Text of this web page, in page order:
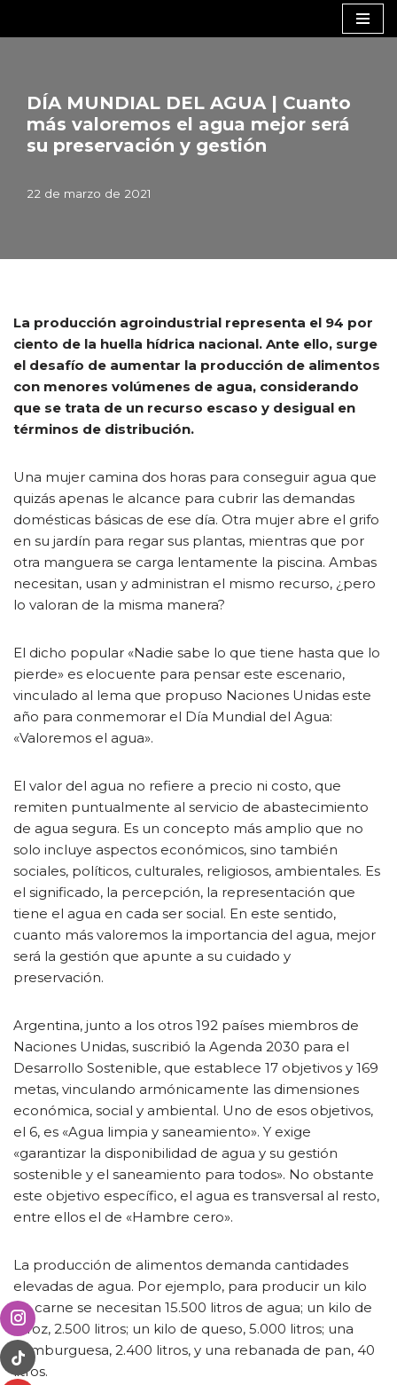
contenido
DÍA MUNDIAL DEL AGUA | Cuanto
más valoremos el agua mejor será
su preservación y gestión
22 de marzo de 2021
La producción agroindustrial representa el 94 por
ciento de la huella hídrica nacional. Ante ello, surge
el desafío de aumentar la producción de alimentos
con menores volúmenes de agua, considerando
que se trata de un recurso escaso y desigual en
términos de distribución.
Una mujer camina dos horas para conseguir agua que
quizás apenas le alcance para cubrir las demandas
domésticas básicas de ese día. Otra mujer abre el grifo
en su jardín para regar sus plantas, mientras que por
otra manguera se carga lentamente la piscina. Ambas
necesitan, usan y administran el mismo recurso, ¿pero
lo valoran de la misma manera?
El dicho popular «Nadie sabe lo que tiene hasta que lo
pierde» es elocuente para pensar este escenario,
vinculado al lema que propuso Naciones Unidas este
año para conmemorar el Día Mundial del Agua:
«Valoremos el agua».
El valor del agua no refiere a precio ni costo, que
remiten puntualmente al servicio de abastecimiento
de agua segura. Es un concepto más amplio que no
solo incluye aspectos económicos, sino también
sociales, políticos, culturales, religiosos, ambientales. Es
el significado, la percepción, la representación que
tiene el agua en cada ser social. En este sentido,
cuanto más valoremos la importancia del agua, mejor
será la gestión que apunte a su cuidado y
preservación.
Argentina, junto a los otros 192 países miembros de
Naciones Unidas, suscribió la Agenda 2030 para el
Desarrollo Sostenible, que establece 17 objetivos y 169
metas, vinculando armónicamente las dimensiones
económica, social y ambiental. Uno de esos objetivos,
el 6, es «Agua limpia y saneamiento». Y exige
«garantizar la disponibilidad de agua y su gestión
sostenible y el saneamiento para todos». No obstante
este objetivo específico, el agua es transversal al resto,
entre ellos el de «Hambre cero».
La producción de alimentos demanda cantidades
elevadas de agua. Por ejemplo, para producir un kilo
de carne se necesitan 15.500 litros de agua; un kilo de
arroz, 2.500 litros; un kilo de queso, 5.000 litros; una
hamburguesa, 2.400 litros, y una rebanada de pan, 40
litros.